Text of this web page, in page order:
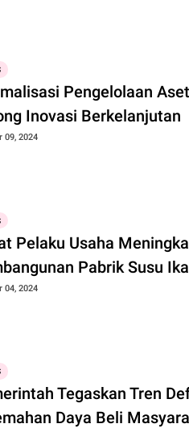
Pengelolaan
Inovasi Berkelanjutan
09, 2024
Pelaku Usaha
Pabrik Susu
04, 2024
Tegaskan Tren
Daya Beli